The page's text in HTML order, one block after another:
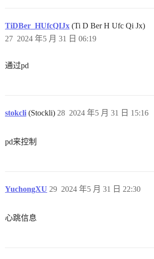
TiDBer_HUfcQIJx (Ti D Ber H Ufc Qi Jx)
2024 年5 月 31 日 06:19
27
通过pd
stokcli (Stockli) 2024 年5 月 31 日 15:16
28
pd来控制
YuchongXU 2024 年5 月 31 日 22:30
29
心跳信息